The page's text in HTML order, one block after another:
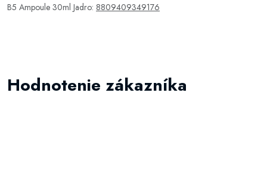
B5 Ampoule 30ml Jadro: 8809409349176
Hodnotenie zákazníka